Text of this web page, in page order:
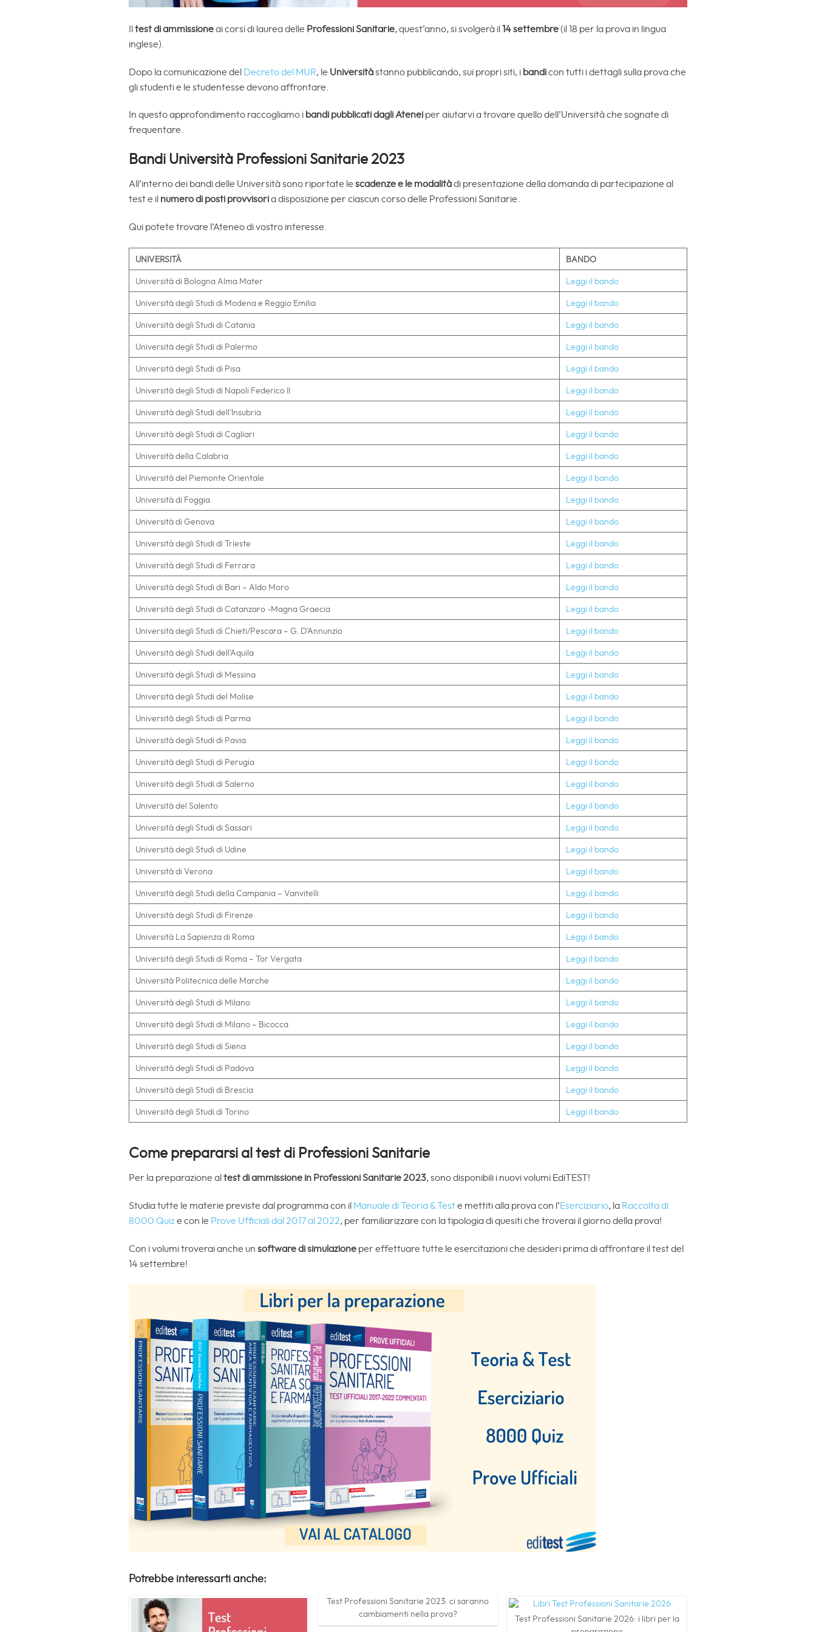
test di ammissioneai corsi di laurea delle Professioni Sanitarie, quest’anno, si svolgerà il 14 settembre(il 18 per la prova in lingua
inglese).
Dopo la comunicazione del Decreto del MUR, le Universitàstanno pubblicando, sui propri siti, i bandicon tutti i dettagli sulla prova che
gli studenti e le studentesse devono affrontare.
In questo approfondimento raccogliamo i bandi pubblicati dagli Atenei per aiutarvi a trovare quello dell’Università che sognate di
frequentare.
Bandi Università Professioni Sanitarie 2023
All’interno dei bandi delle Università sono riportate le scadenze e le modalitàdi presentazione della domanda di partecipazione al
test e il numero di posti provvisoria disposizione per ciascun corso delle Professioni Sanitarie.
Qui potete trovare l’Ateneo di vostro interesse.
UNIVERSITÀ BANDO
Università di Bologna Alma Mater Leggi il bando
Università degli Studi di Modena e Reggio Emilia Leggi il bando
Università degli Studi di Catania Leggi il bando
Università degli Studi di Palermo Leggi il bando
Università degli Studi di Pisa Leggi il bando
Università degli Studi di Napoli Federico II Leggi il bando
Università degli Studi dell’Insubria Leggi il bando
Università degli Studi di Cagliari Leggi il bando
Università della Calabria Leggi il bando
Università del Piemonte Orientale Leggi il bando
Università di Foggia Leggi il bando
Università di Genova Leggi il bando
Università degli Studi di Trieste Leggi il bando
Università degli Studi di Ferrara Leggi il bando
Università degli Studi di Bari – Aldo Moro Leggi il bando
Università degli Studi di Catanzaro -Magna Graecia Leggi il bando
Università degli Studi di Chieti/Pescara – G. D’Annunzio Leggi il bando
Università degli Studi dell’Aquila Leggi il bando
Università degli Studi di Messina Leggi il bando
Università degli Studi del Molise Leggi il bando
Università degli Studi di Parma Leggi il bando
Università degli Studi di Pavia Leggi il bando
Università degli Studi di Perugia Leggi il bando
Università degli Studi di Salerno Leggi il bando
Università del Salento Leggi il bando
Università degli Studi di Sassari Leggi il bando
Università degli Studi di Udine Leggi il bando
Università di Verona Leggi il bando
Università degli Studi della Campania – Vanvitelli Leggi il bando
Università degli Studi di Firenze Leggi il bando
Università La Sapienza di Roma Leggi il bando
Università degli Studi di Roma – Tor Vergata Leggi il bando
Università Politecnica delle Marche Leggi il bando
Università degli Studi di Milano Leggi il bando
Università degli Studi di Milano – Bicocca Leggi il bando
Università degli Studi di Siena Leggi il bando
Università degli Studi di Padova Leggi il bando
Università degli Studi di Brescia Leggi il bando
Università degli Studi di Torino Leggi il bando
Come prepararsi al test di Professioni Sanitarie
Per la preparazione al test di ammissione in Professioni Sanitarie 2023, sono disponibili i nuovi volumi EdiTEST!
Studia tutte le materie previste dal programma con il Manuale di Teoria & Teste mettiti alla prova con l’Eserciziario, la Raccolta di
8000 Quize con le Prove Ufficiali dal 2017 al 2022, per familiarizzare con la tipologia di quesiti che troverai il giorno della prova!
Con i volumi troverai anche un software di simulazione per effettuare tutte le esercitazioni che desideri prima di affrontare il test del
14 settembre!
Potrebbe interessarti anche:
Test Professioni Sanitarie 2023: ci saranno
cambiamenti nella prova?
Test Professioni Sanitarie 2026: i libri per la